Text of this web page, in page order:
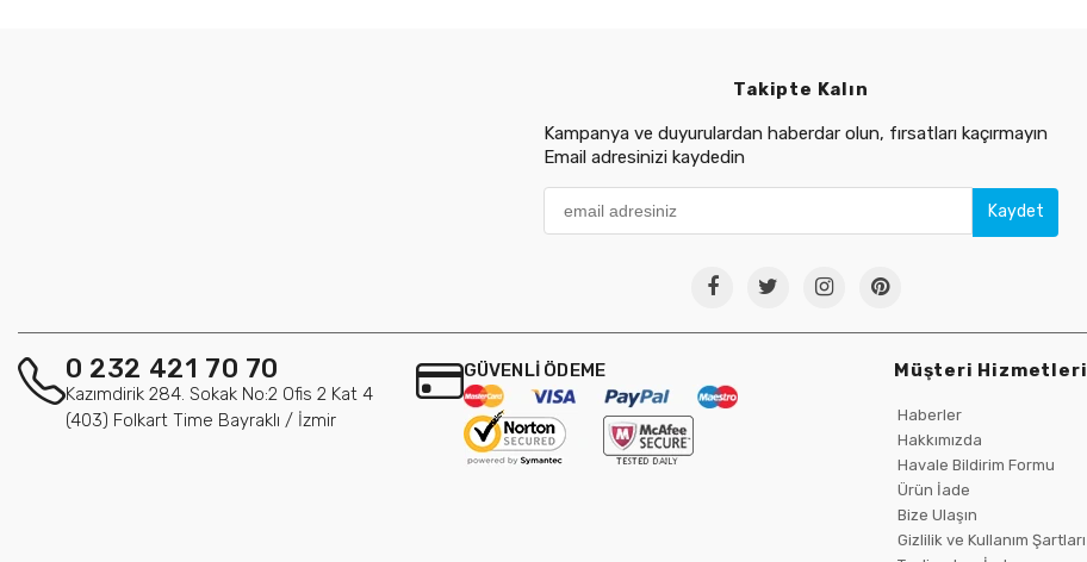
Takipte Kalın
Kampanya ve duyurulardan haberdar olun, fırsatları kaçırmayın
Email adresinizi kaydedin
Kaydet
0 232 421 70 70
Kazımdirik 284. Sokak No:2 Ofis 2 Kat 4
(403) Folkart Time Bayraklı / İzmir
GÜVENLİ ÖDEME Müşteri Hizmetleri
Haberler
Hakkımızda
Havale Bildirim Formu
Ürün İade
Bize Ulaşın
Gizlilik ve Kullanım Şartları